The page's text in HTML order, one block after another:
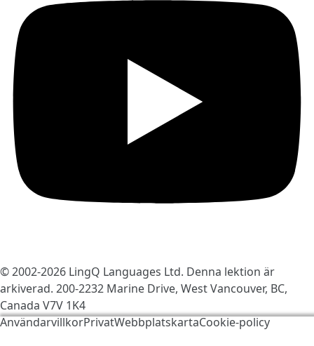
Vi använder kakor för att göra LingQ bättre. Genom att
© 2002-2026 LingQ Languages Ltd. Denna lektion är
arkiverad. 200-2232 Marine Drive, West Vancouver, BC,
Canada V7V 1K4
AnvändarvillkorPrivatWebbplatskartaCookie-policy